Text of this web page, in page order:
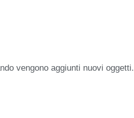
vengono aggiunti nuovi oggetti.